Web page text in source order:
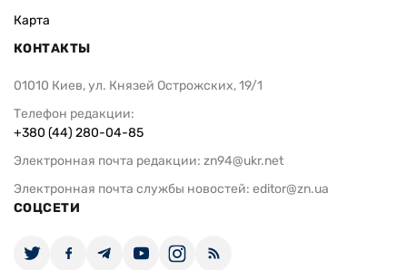
Карта
КОНТАКТЫ
01010 Киев, ул. Князей Острожских, 19/1
Телефон редакции:
+380 (44) 280-04-85
Электронная почта редакции: zn94@ukr.net
Электронная почта службы новостей: editor@zn.ua
СОЦСЕТИ